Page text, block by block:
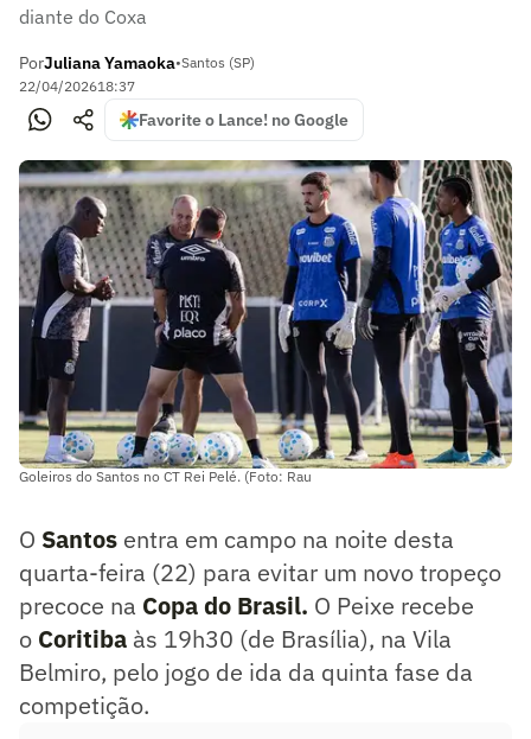
diante do Coxa
PorJuliana Yamaoka•Santos (SP)
22/04/202618:37
Favorite o Lance! no Google
Goleiros do Santos no CT Rei Pelé. (Foto: Rau
O Santos entra em campo na noite desta
quarta-feira (22) para evitar um novo tropeço
precoce na Copa do Brasil. O Peixe recebe
o Coritiba às 19h30 (de Brasília), na Vila
Belmiro, pelo jogo de ida da quinta fase da
competição.